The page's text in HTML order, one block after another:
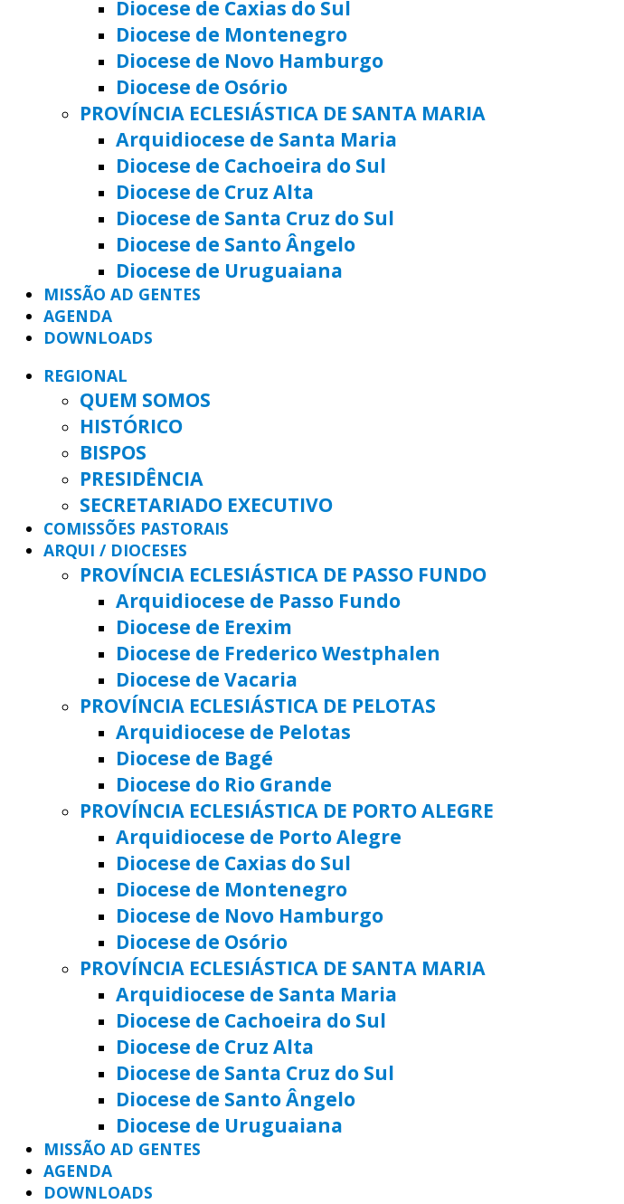
Diocese de Caxias do Sul
Diocese de Montenegro
Diocese de Novo Hamburgo
Diocese de Osório
PROVÍNCIA ECLESIÁSTICA DE SANTA MARIA
Arquidiocese de Santa Maria
Diocese de Cachoeira do Sul
Diocese de Cruz Alta
Diocese de Santa Cruz do Sul
Diocese de Santo Ângelo
Diocese de Uruguaiana
MISSÃO AD GENTES
AGENDA
DOWNLOADS
REGIONAL
QUEM SOMOS
HISTÓRICO
BISPOS
PRESIDÊNCIA
SECRETARIADO EXECUTIVO
COMISSÕES PASTORAIS
ARQUI / DIOCESES
PROVÍNCIA ECLESIÁSTICA DE PASSO FUNDO
Arquidiocese de Passo Fundo
Diocese de Erexim
Diocese de Frederico Westphalen
Diocese de Vacaria
PROVÍNCIA ECLESIÁSTICA DE PELOTAS
Arquidiocese de Pelotas
Diocese de Bagé
Diocese do Rio Grande
PROVÍNCIA ECLESIÁSTICA DE PORTO ALEGRE
Arquidiocese de Porto Alegre
Diocese de Caxias do Sul
Diocese de Montenegro
Diocese de Novo Hamburgo
Diocese de Osório
PROVÍNCIA ECLESIÁSTICA DE SANTA MARIA
Arquidiocese de Santa Maria
Diocese de Cachoeira do Sul
Diocese de Cruz Alta
Diocese de Santa Cruz do Sul
Diocese de Santo Ângelo
Diocese de Uruguaiana
MISSÃO AD GENTES
AGENDA
DOWNLOADS